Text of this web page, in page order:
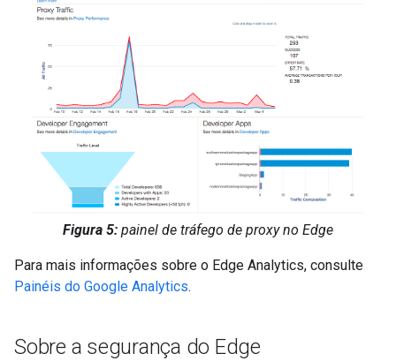
Figura 5: painel de tráfego de proxy no Edge
Para mais informações sobre o Edge Analytics, consulte
Painéis do Google Analytics.
Sobre a segurança do Edge